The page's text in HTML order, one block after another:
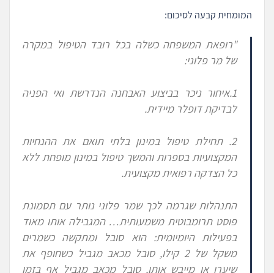
המומחית קבעה לסיכום:
"רופאת המשפחה כשלה בכל רובד הטיפול במקרה
של מר פלוני:
1.איחור ניכר בביצוע האבחנה הנדרשת ואי הפניה
לבדיקת דופלר מיידית.
2. תחילת טיפול במינון בלתי תואם את ההנחיות
המקצועיות בספרות והמשך טיפול במינון מופחת ללא
כל הצדקה רפואית מקצועית.
התנהלות שגרמה לכך שמר פלוני נותר עם תסמונת
פוסט תרומבוטית משמעותית… המגבילה אותו מאוד
בפעילות היומיומית: הוא סובל ומתקשה כשמרים
משקל של 2 קילו, סובל מכאב מגביל כשחופף את
שיערו או מייבש אותו, סובל מכאב מגביל אף בזמן